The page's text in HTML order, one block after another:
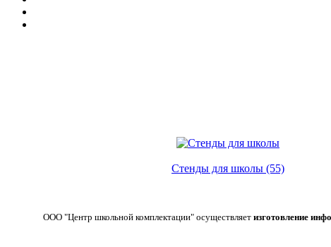
Стенды для школы (55)
ООО "Центр школьной комплектации" осуществляет изготовление